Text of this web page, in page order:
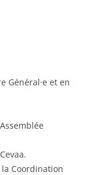
Général·e et en
Coordination